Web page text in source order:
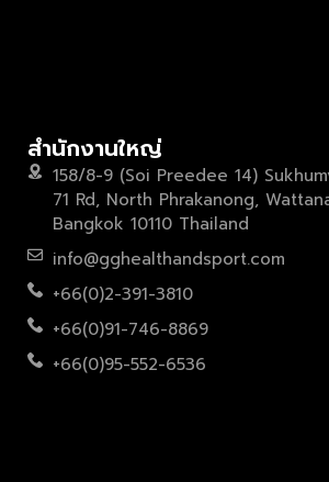
สำนักงานใหญ่
158/8-9 (Soi Preedee 14)
71 Rd, North Phrakanong,
Bangkok 10110 Thailand
info@gghealthandsport.com
+66(0)2-391-3810
+66(0)91-746-8869
+66(0)95-552-6536